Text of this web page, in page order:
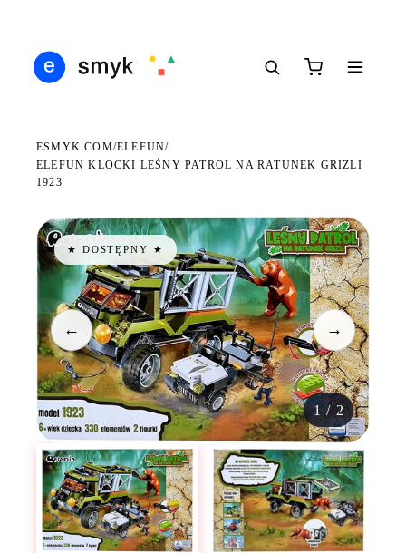
ESMYK.COM/ELEFUN/
ELEFUN KLOCKI LEŚNY PATROL NA RATUNEK GRIZLI
1923
★ DOSTĘPNY ★
← →
1 / 2